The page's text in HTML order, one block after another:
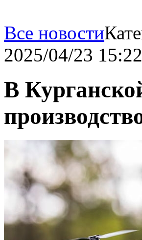
Все новости
2025/04/23 15:22
В